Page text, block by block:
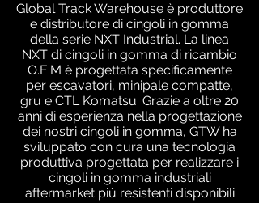
Global Track Warehouse è produttore
e distributore di cingoli in gomma
della serie NXT Industrial. La linea
NXT di cingoli in gomma di ricambio
O.E.M è progettata specificamente
per escavatori, minipale compatte,
gru e CTL Komatsu. Grazie a oltre 20
anni di esperienza nella progettazione
dei nostri cingoli in gomma, GTW ha
sviluppato con cura una tecnologia
produttiva progettata per realizzare i
cingoli in gomma industriali
aftermarket più resistenti disponibili